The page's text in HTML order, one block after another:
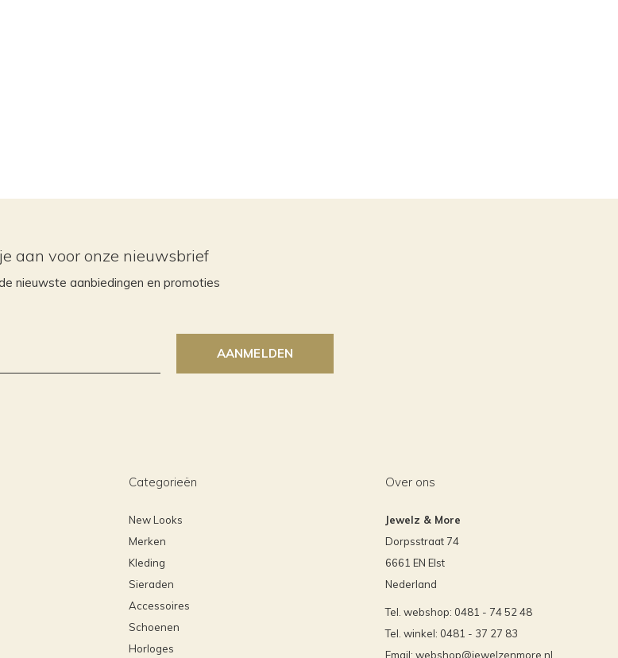
aan voor onze nieuwsbrief
nieuwste aanbiedingen en promoties
AANMELDEN
Categorieën
New Looks
Merken
Kleding
Sieraden
Accessoires
Schoenen
Horloges
Over ons
Jewelz & More
Dorpsstraat 74
6661 EN Elst
Nederland
Tel. webshop: 0481 - 74 52 48
Tel. winkel: 0481 - 37 27 83
Email: webshop@jewelzenmore.nl